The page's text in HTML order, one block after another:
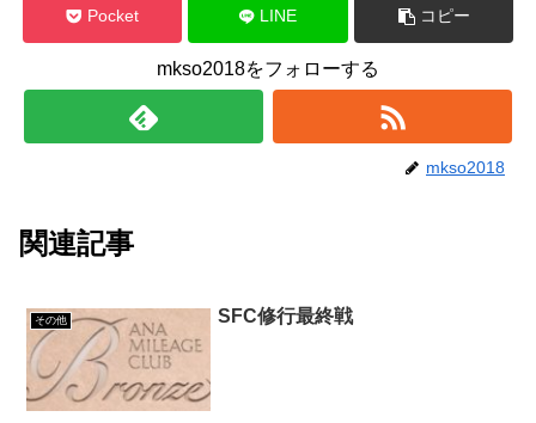
Pocket LINE コピー
mkso2018をフォローする
mkso2018
関連記事
その他 SFC修行最終戦